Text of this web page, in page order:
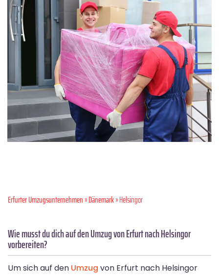
Erfurter Umzugsunternehmen»Dänemark» Helsingor
Wie musst du dich auf den Umzug von Erfurt nach Helsingor
vorbereiten?
Um sich auf den Umzug von Erfurt nach Helsingor